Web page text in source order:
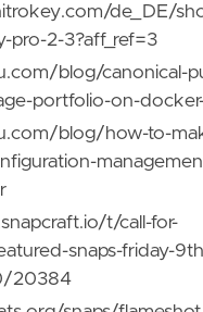
de_DE/
pro-2-3?aff_ref=3
blog/canonical-
portfolio-on-
blog/how-to-
t/call-for-
snaps-friday-
20384